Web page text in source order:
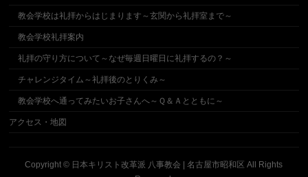
教会学校は礼拝からはじまります～玄関から礼拝室まで～
教会学校礼拝案内
礼拝の守り方について～なぜ毎週日曜日に礼拝するの？～
チャレンジタイム～礼拝後のとりくみ～
教会学校へ通ってみたいお子さんへ～Ｑ＆Ａとともに～
アクセス・地図
Copyright © 日本キリスト改革派 八事教会 | 名古屋市昭和区 All Rights